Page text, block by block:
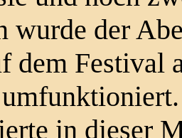
wurde der
dem Festival
in dieser